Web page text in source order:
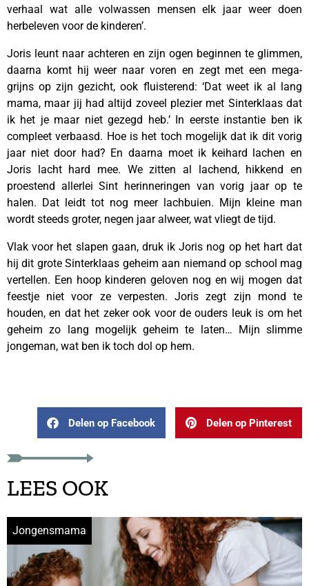
verhaal wat alle volwassen mensen elk jaar weer doen
herbeleven voor de kinderen’.
Joris leunt naar achteren en zijn ogen beginnen te glimmen,
daarna komt hij weer naar voren en zegt met een mega-
grijns op zijn gezicht, ook fluisterend: ‘Dat weet ik al lang
mama, maar jij had altijd zoveel plezier met Sinterklaas dat
ik het je maar niet gezegd heb.’ In eerste instantie ben ik
compleet verbaasd. Hoe is het toch mogelijk dat ik dit vorig
jaar niet door had? En daarna moet ik keihard lachen en
Joris lacht hard mee. We zitten al lachend, hikkend en
proestend allerlei Sint herinneringen van vorig jaar op te
halen. Dat leidt tot nog meer lachbuien. Mijn kleine man
wordt steeds groter, negen jaar alweer, wat vliegt de tijd.
Vlak voor het slapen gaan, druk ik Joris nog op het hart dat
hij dit grote Sinterklaas geheim aan niemand op school mag
vertellen. Een hoop kinderen geloven nog en wij mogen dat
feestje niet voor ze verpesten. Joris zegt zijn mond te
houden, en dat het zeker ook voor de ouders leuk is om het
geheim zo lang mogelijk geheim te laten… Mijn slimme
jongeman, wat ben ik toch dol op hem.
Delen op Facebook Delen op Pinterest
LEES OOK
Jongensmama